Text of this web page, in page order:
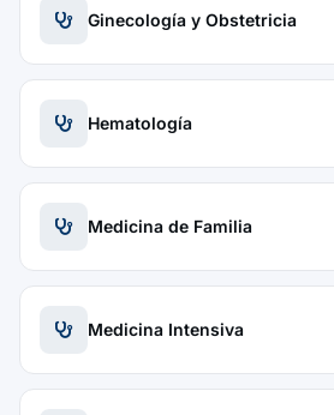
Ginecología y Obstetricia
Hematología
Medicina de Familia
Medicina Intensiva